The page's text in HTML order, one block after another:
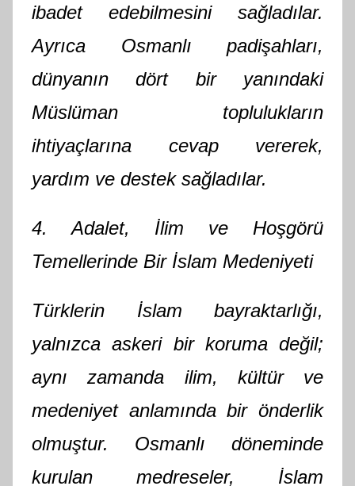
ibadet edebilmesini sağladılar.
Ayrıca Osmanlı padişahları,
dünyanın dört bir yanındaki
Müslüman toplulukların
ihtiyaçlarına cevap vererek,
yardım ve destek sağladılar.
4. Adalet, İlim ve Hoşgörü
Temellerinde Bir İslam Medeniyeti
Türklerin İslam bayraktarlığı,
yalnızca askeri bir koruma değil;
aynı zamanda ilim, kültür ve
medeniyet anlamında bir önderlik
olmuştur. Osmanlı döneminde
kurulan medreseler, İslam